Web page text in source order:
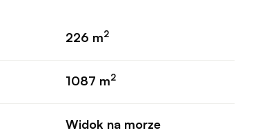
226 m2
1087 m2
Widok na morze